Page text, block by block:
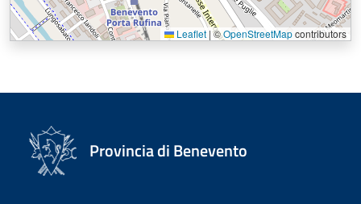
Leaflet |©OpenStreetMapcontributors
Provincia di Benevento